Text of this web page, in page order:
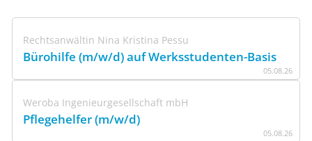
Rechtsanwältin Nina Kristina Pessu
Bürohilfe (m/w/d) auf Werksstudenten-Basis
05.08.26
Weroba Ingenieurgesellschaft mbH
Pflegehelfer (m/w/d)
05.08.26